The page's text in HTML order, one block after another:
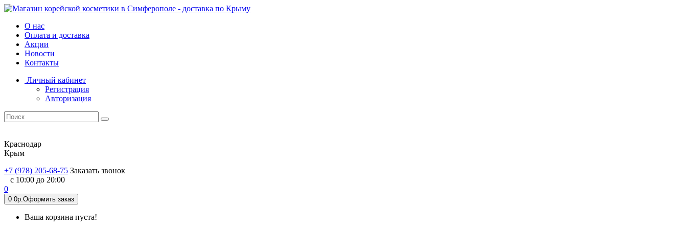
О нас
Оплата и доставка
Акции
Новости
Контакты
Личный кабинет
Регистрация
Авторизация
Краснодар
Крым
+7 (978) 205-68-75 Заказать звонок
с 10:00 до 20:00
0
0 0р.Оформить заказ
Ваша корзина пуста!